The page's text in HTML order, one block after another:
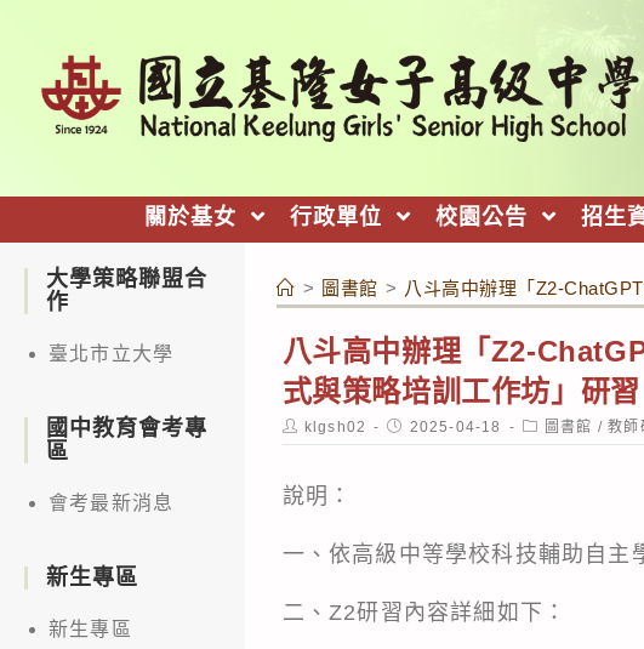
關於基女 行政單位 校園公告 招生
> 圖書館 > 八斗高中辦理「Z2-
八斗高中辦理「Z2-
式與策略培訓工作坊」研
Post
author:
klgsh02
Post
published:
2025-04-18
Post
category:
圖書館 / 教師
說明：
一、依高級中等學校科技輔助自主
二、Z2研習內容詳細如下：
大學策略聯盟合
作
臺北市立大學
國中教育會考專
區
會考最新消息
新生專區
新生專區